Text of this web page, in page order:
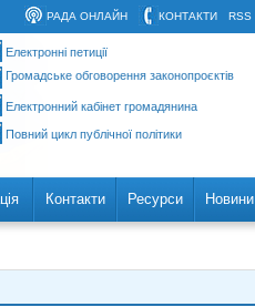
RSS
КОНТАКТИ
РАДА ОНЛАЙН
Електронні петиції
Громадське обговорення законопроєктів
Електронний кабінет громадянина
Повний цикл публічної політики
Контакти Ресурси Новини